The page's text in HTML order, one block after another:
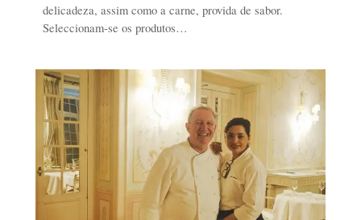
delicadeza, assim como a carne, provida de sabor.
Seleccionam-se os produtos…